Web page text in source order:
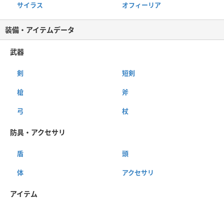
サイラス オフィーリア
装備・アイテムデータ
武器
剣 短剣
槍 斧
弓 杖
防具・アクセサリ
盾 頭
体 アクセサリ
アイテム